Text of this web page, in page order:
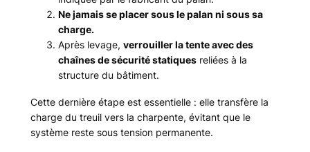
Ne jamais se placer sous le palan ni sous sa
charge.
Après levage, verrouiller la tente avec des
chaînes de sécurité statiquesreliées à la
structure du bâtiment.
Cette dernière étape est essentielle : elle transfère la
charge du treuil vers la charpente, évitant que le
système reste sous tension permanente.